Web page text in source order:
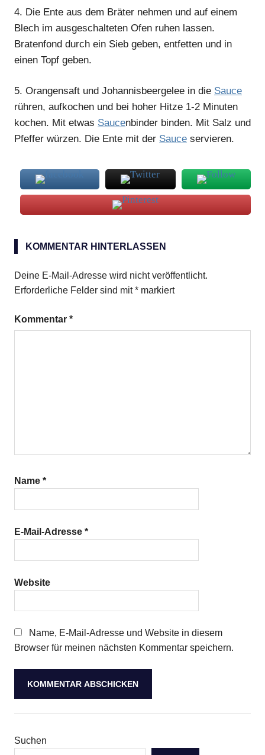
4. Die Ente aus dem Bräter nehmen und auf einem
Blech im ausgeschalteten Ofen ruhen lassen.
Bratenfond durch ein Sieb geben, entfetten und in
einen Topf geben.
5. Orangensaft und Johannisbeergelee in die Sauce
rühren, aufkochen und bei hoher Hitze 1-2 Minuten
kochen. Mit etwas Saucenbinder binden. Mit Salz und
Pfeffer würzen. Die Ente mit der Sauce servieren.
KOMMENTAR HINTERLASSEN
Deine E-Mail-Adresse wird nicht veröffentlicht.
Erforderliche Felder sind mit* markiert
Kommentar *
Name *
E-Mail-Adresse *
Website
Name, E-Mail-Adresse und Website in diesem
Browser für meinen nächsten Kommentar speichern.
Suchen